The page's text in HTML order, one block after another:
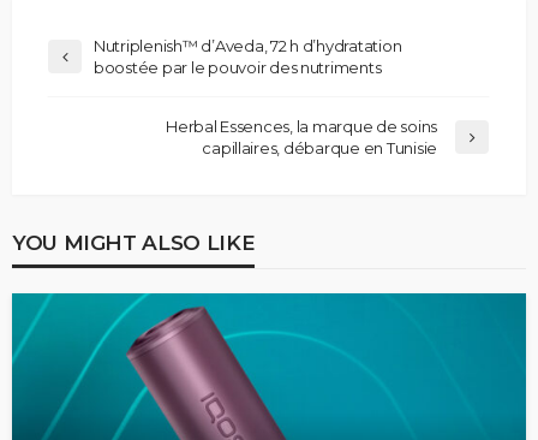
Nutriplenish™ d’Aveda, 72 h d’hydratation
boostée par le pouvoir des nutriments
Herbal Essences, la marque de soins
capillaires, débarque en Tunisie
YOU MIGHT ALSO LIKE